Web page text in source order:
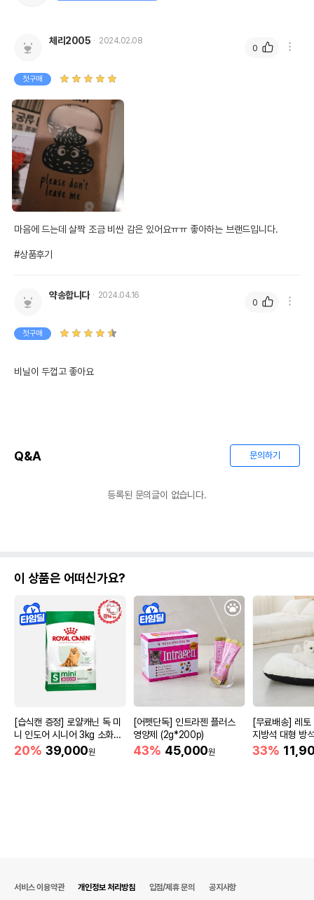
체리2005 2024.02.08
첫구매
마음에 드는데 살짝 조금 비싼 감은 있어요ㅠㅠ 좋아하는 브랜드입니다.
#상품후기
0
약송합니다 2024.04.16
첫구매
비닐이 두껍고 좋아요
0
Q&A 문의하기
등록된 문의글이 없습니다.
이 상품은 어떠신가요?
[습식캔 증정] 로얄캐닌 독 미
니 인도어 시니어 3kg 소화도
움
20% 39,000원
[어펫단독] 인트라젠 플러스
영양제 (2g*200p)
43% 45,000원
[무료배송] 레토
지방석 대형
m)
33%
서비스 이용약관 개인정보 처리방침 입점/제휴 문의 공지사항